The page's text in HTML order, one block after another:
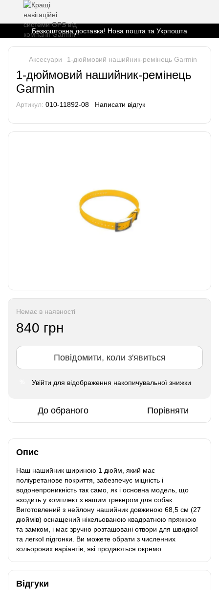
Безкоштовна доставка! Нова пошта та Укрпошта
Аксесуари 1-дюймовий нашийник-ремінець Garmin
1-дюймовий нашийник-ремінець
Garmin
Артикул: 010-11892-08 Написати відгук
Немає в наявності
840 грн
Повідомити, коли з'явиться
Увійти для відображення накопичувальної знижки
До обраного Порівняти
Опис
Наш нашийник шириною 1 дюйм, який має
поліуретанове покриття, забезпечує міцність і
водонепроникність так само, як і основна модель, що
входить у комплект з вашим трекером для собак.
Виготовлений з нейлону нашийник довжиною 68,5 см (27
дюймів) оснащений нікельованою квадратною пряжкою
та замком, і має зручно розташовані отвори для швидкої
та легкої підгонки. Ви можете обрати з численних
кольорових варіантів, які продаються окремо.
Відгуки